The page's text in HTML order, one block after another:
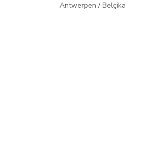
Antwerpen / Belçika